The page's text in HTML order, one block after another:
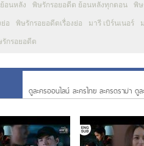
อนหลัง พิษรักรอยอดีต ย้อนหลังทุกตอน พิษ
อ พิษรักรอยอดีตเรื่องย่อ มารี เบิร์นเนอร์
รักรอยอดีต
ดูละครออนไลน์ ละครไทย ละครดราม่า